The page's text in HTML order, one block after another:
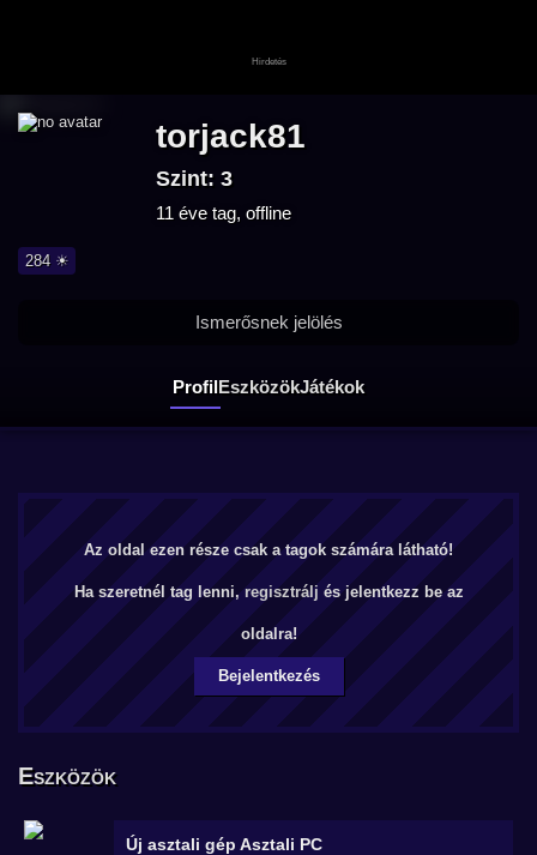
torjack81
Szint: 3
11 éve tag, offline
284 ☀
ProfilEszközökJátékok
Ismerősnek jelölés
Az oldal ezen része csak a tagok számára látható!
Ha szeretnél tag lenni, regisztrálj és jelentkezz be az
oldalra!
Bejelentkezés
Eszközök
Új asztali gép Asztali PC